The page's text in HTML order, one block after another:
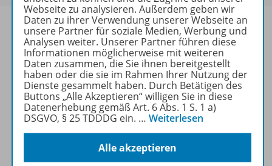
Produktinformationen
Beschreibung
Lizenzbedingungen
Webseite zu analysieren. Außerdem geben wir
Daten zu ihrer Verwendung unserer Webseite an
unsere Partner für soziale Medien, Werbung und
Analysen weiter. Unserer Partner führen diese
Informationen möglicherweise mit weiteren
Daten zusammen, die Sie ihnen bereitgestellt
haben oder die sie im Rahmen Ihrer Nutzung der
Dienste gesammelt haben. Durch Betätigen des
Buttons „Alle Akzeptieren“ willigen Sie in diese
Datenerhebung gemäß Art. 6 Abs. 1 S. 1 a)
DSGVO, § 25 TDDDG ein. … Weiterlesen
Alle akzeptieren